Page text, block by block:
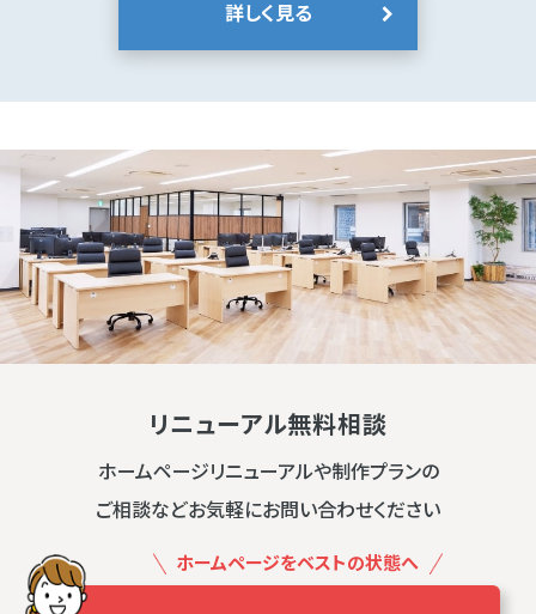
詳しく見る
リニューアル無料相談
ホームページリニューアルや制作プランの
ご相談などお気軽にお問い合わせください
ホームページをベストの状態へ